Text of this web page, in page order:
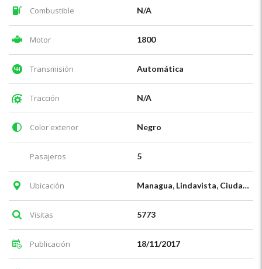
Combustible N/A
Motor 1800
Transmisión Automática
Tracción N/A
Color exterior Negro
Pasajeros 5
Ubicación Managua, Lindavista, Ciudad de México, México
Visitas 5773
Publicación 18/11/2017